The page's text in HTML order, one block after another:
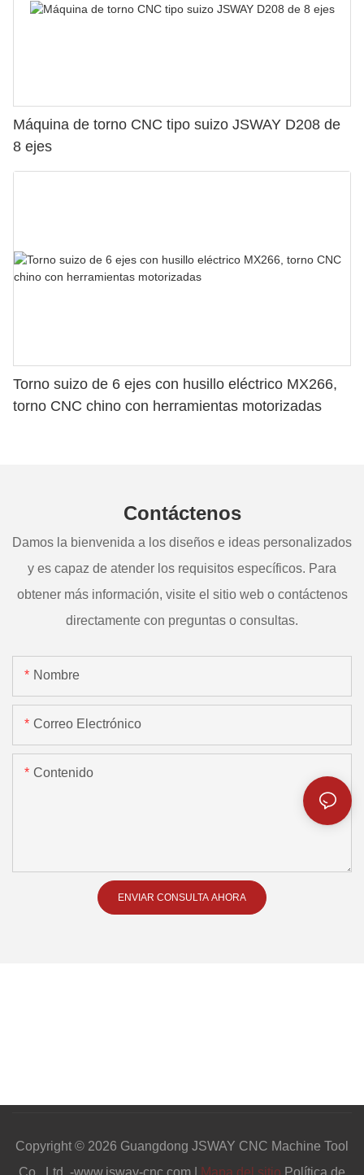
Máquina de torno CNC tipo suizo JSWAY D208 de
8 ejes
Torno suizo de 6 ejes con husillo eléctrico MX266,
torno CNC chino con herramientas motorizadas
Contáctenos
Damos la bienvenida a los diseños e ideas personalizados
y es capaz de atender los requisitos específicos. Para
obtener más información, visite el sitio web o contáctenos
directamente con preguntas o consultas.
Nombre
Correo Electrónico
Contenido
ENVIAR CONSULTA AHORA
Copyright © 2026 Guangdong JSWAY CNC Machine Tool